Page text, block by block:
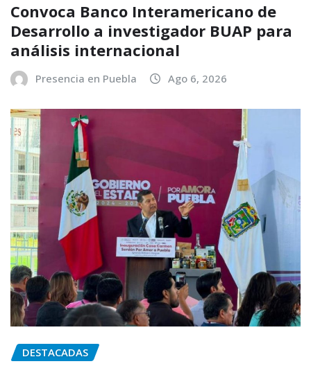
Convoca Banco Interamericano de
Desarrollo a investigador BUAP para
análisis internacional
Presencia en Puebla Ago 6, 2026
DESTACADAS